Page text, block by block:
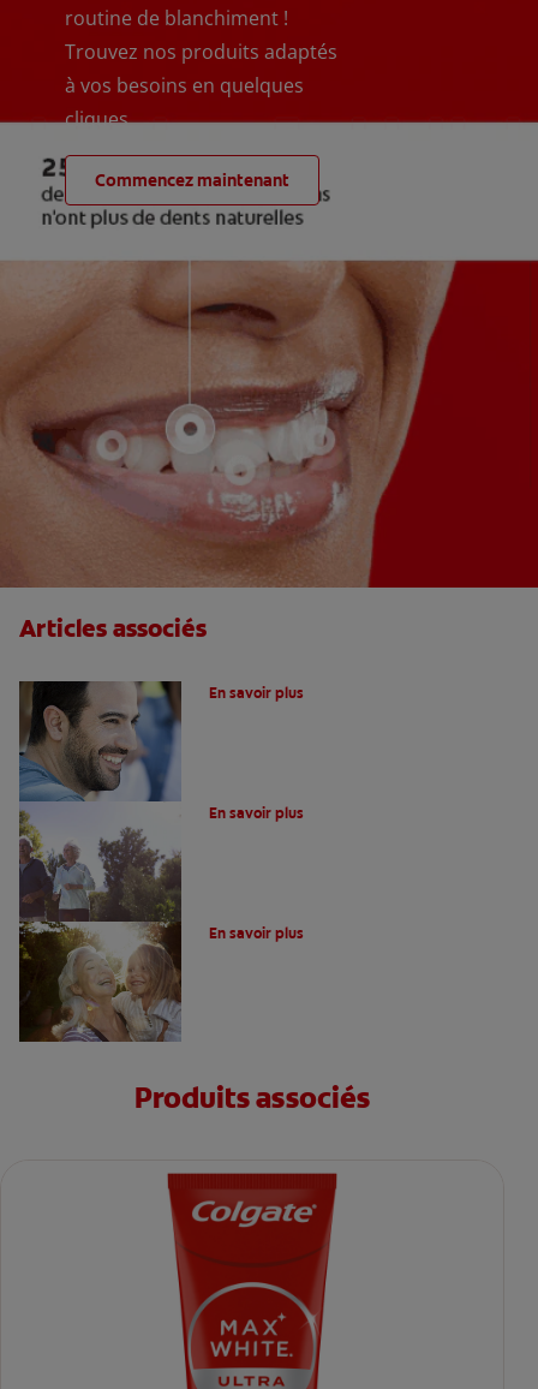
routine de blanchiment !
Trouvez nos produits adaptés
à vos besoins en quelques
cliques
Commencez maintenant
Articles associés
En savoir plus
En savoir plus
En savoir plus
Produits associés